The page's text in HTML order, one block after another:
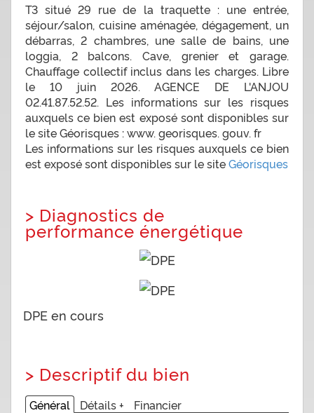
T3 situé 29 rue de la traquette : une entrée,
séjour/salon, cuisine aménagée, dégagement, un
débarras, 2 chambres, une salle de bains, une
loggia, 2 balcons. Cave, grenier et garage.
Chauffage collectif inclus dans les charges. Libre
le 10 juin 2026. AGENCE DE L'ANJOU
02.41.87.52.52. Les informations sur les risques
auxquels ce bien est exposé sont disponibles sur
le site Géorisques : www. georisques. gouv. fr
Les informations sur les risques auxquels ce bien
est exposé sont disponibles sur le siteGéorisques
> Diagnostics de
performance énergétique
DPE en cours
> Descriptif du bien
Général Détails + Financier